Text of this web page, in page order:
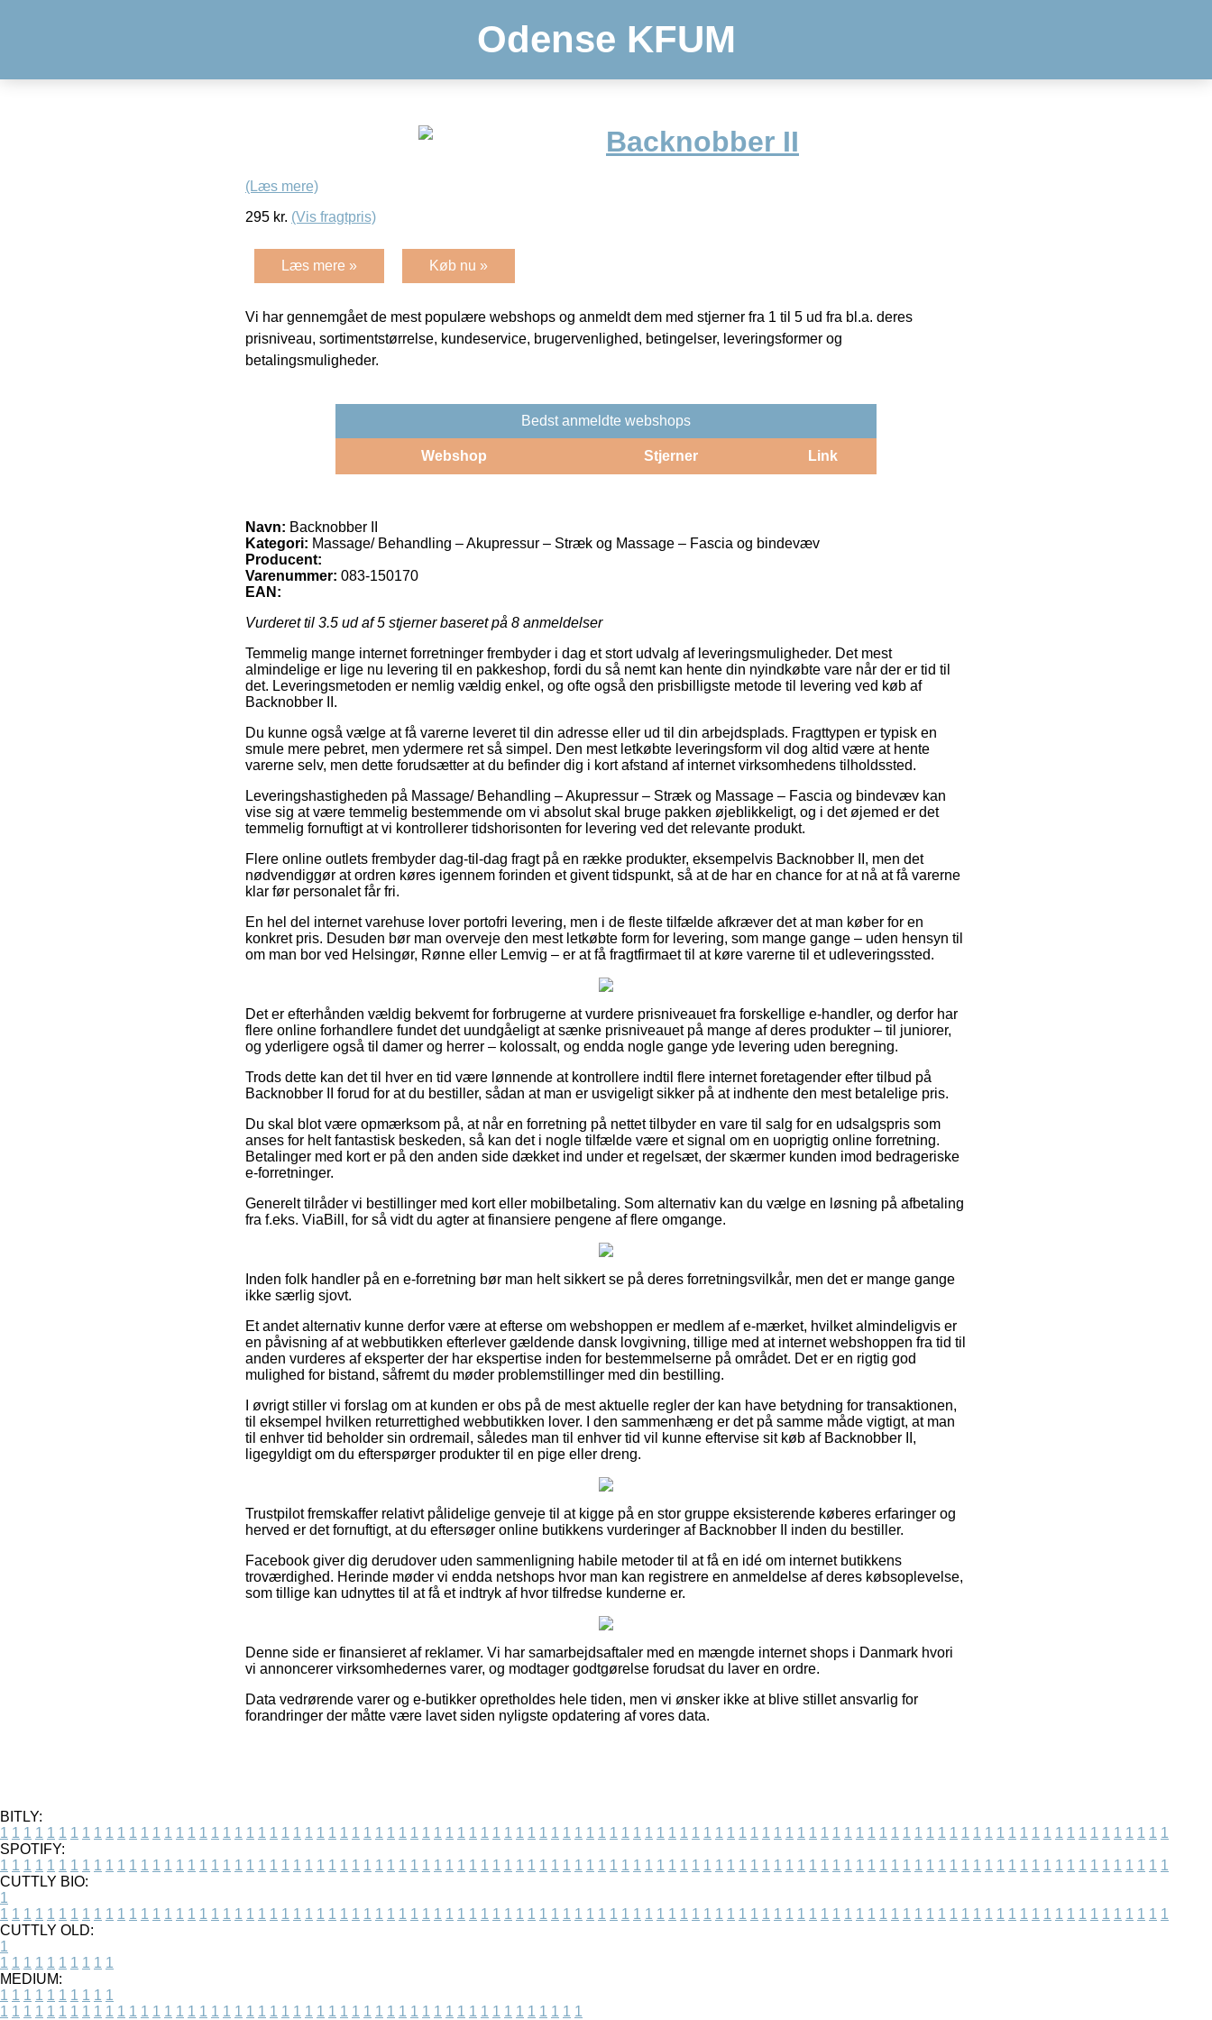
Odense KFUM
Backnobber II
(Læs mere)
295 kr. (Vis fragtpris)
Læs mere » Køb nu »
Vi har gennemgået de mest populære webshops og anmeldt dem med stjerner fra 1 til 5 ud fra bl.a. deres
prisniveau, sortimentstørrelse, kundeservice, brugervenlighed, betingelser, leveringsformer og
betalingsmuligheder.
Bedst anmeldte webshops
Webshop Stjerner Link
Navn: Backnobber II
Kategori: Massage/ Behandling – Akupressur – Stræk og Massage – Fascia og bindevæv
Producent:
Varenummer: 083-150170
EAN:
Vurderet til 3.5 ud af 5 stjerner baseret på 8 anmeldelser
Temmelig mange internet forretninger frembyder i dag et stort udvalg af leveringsmuligheder. Det mest
almindelige er lige nu levering til en pakkeshop, fordi du så nemt kan hente din nyindkøbte vare når der er tid til
det. Leveringsmetoden er nemlig vældig enkel, og ofte også den prisbilligste metode til levering ved køb af
Backnobber II.
Du kunne også vælge at få varerne leveret til din adresse eller ud til din arbejdsplads. Fragttypen er typisk en
smule mere pebret, men ydermere ret så simpel. Den mest letkøbte leveringsform vil dog altid være at hente
varerne selv, men dette forudsætter at du befinder dig i kort afstand af internet virksomhedens tilholdssted.
Leveringshastigheden på Massage/ Behandling – Akupressur – Stræk og Massage – Fascia og bindevæv kan
vise sig at være temmelig bestemmende om vi absolut skal bruge pakken øjeblikkeligt, og i det øjemed er det
temmelig fornuftigt at vi kontrollerer tidshorisonten for levering ved det relevante produkt.
Flere online outlets frembyder dag-til-dag fragt på en række produkter, eksempelvis Backnobber II, men det
nødvendiggør at ordren køres igennem forinden et givent tidspunkt, så at de har en chance for at nå at få varerne
klar før personalet får fri.
En hel del internet varehuse lover portofri levering, men i de fleste tilfælde afkræver det at man køber for en
konkret pris. Desuden bør man overveje den mest letkøbte form for levering, som mange gange – uden hensyn til
om man bor ved Helsingør, Rønne eller Lemvig – er at få fragtfirmaet til at køre varerne til et udleveringssted.
Det er efterhånden vældig bekvemt for forbrugerne at vurdere prisniveauet fra forskellige e-handler, og derfor har
flere online forhandlere fundet det uundgåeligt at sænke prisniveauet på mange af deres produkter – til juniorer,
og yderligere også til damer og herrer – kolossalt, og endda nogle gange yde levering uden beregning.
Trods dette kan det til hver en tid være lønnende at kontrollere indtil flere internet foretagender efter tilbud på
Backnobber II forud for at du bestiller, sådan at man er usvigeligt sikker på at indhente den mest betalelige pris.
Du skal blot være opmærksom på, at når en forretning på nettet tilbyder en vare til salg for en udsalgspris som
anses for helt fantastisk beskeden, så kan det i nogle tilfælde være et signal om en uoprigtig online forretning.
Betalinger med kort er på den anden side dækket ind under et regelsæt, der skærmer kunden imod bedrageriske
e-forretninger.
Generelt tilråder vi bestillinger med kort eller mobilbetaling. Som alternativ kan du vælge en løsning på afbetaling
fra f.eks. ViaBill, for så vidt du agter at finansiere pengene af flere omgange.
Inden folk handler på en e-forretning bør man helt sikkert se på deres forretningsvilkår, men det er mange gange
ikke særlig sjovt.
Et andet alternativ kunne derfor være at efterse om webshoppen er medlem af e-mærket, hvilket almindeligvis er
en påvisning af at webbutikken efterlever gældende dansk lovgivning, tillige med at internet webshoppen fra tid til
anden vurderes af eksperter der har ekspertise inden for bestemmelserne på området. Det er en rigtig god
mulighed for bistand, såfremt du møder problemstillinger med din bestilling.
I øvrigt stiller vi forslag om at kunden er obs på de mest aktuelle regler der kan have betydning for transaktionen,
til eksempel hvilken returrettighed webbutikken lover. I den sammenhæng er det på samme måde vigtigt, at man
til enhver tid beholder sin ordremail, således man til enhver tid vil kunne eftervise sit køb af Backnobber II,
ligegyldigt om du efterspørger produkter til en pige eller dreng.
Trustpilot fremskaffer relativt pålidelige genveje til at kigge på en stor gruppe eksisterende køberes erfaringer og
herved er det fornuftigt, at du eftersøger online butikkens vurderinger af Backnobber II inden du bestiller.
Facebook giver dig derudover uden sammenligning habile metoder til at få en idé om internet butikkens
troværdighed. Herinde møder vi endda netshops hvor man kan registrere en anmeldelse af deres købsoplevelse,
som tillige kan udnyttes til at få et indtryk af hvor tilfredse kunderne er.
Denne side er finansieret af reklamer. Vi har samarbejdsaftaler med en mængde internet shops i Danmark hvori
vi annoncerer virksomhedernes varer, og modtager godtgørelse forudsat du laver en ordre.
Data vedrørende varer og e-butikker opretholdes hele tiden, men vi ønsker ikke at blive stillet ansvarlig for
forandringer der måtte være lavet siden nyligste opdatering af vores data.
BITLY:
1 1 1 1 1 1 1 1 1 1 1 1 1 1 1 1 1 1 1 1 1 1 1 1 1 1 1 1 1 1 1 1 1 1 1 1 1 1 1 1 1 1 1 1 1 1 1 1 1 1 1 1 1 1 1 1 1 1 1 1 1 1 1 1 1 1 1 1 1 1 1 1 1 1 1 1 1 1 1 1 1 1 1 1 1 1 1 1 1 1 1 1 1 1 1 1 1 1 1 1
SPOTIFY:
1 1 1 1 1 1 1 1 1 1 1 1 1 1 1 1 1 1 1 1 1 1 1 1 1 1 1 1 1 1 1 1 1 1 1 1 1 1 1 1 1 1 1 1 1 1 1 1 1 1 1 1 1 1 1 1 1 1 1 1 1 1 1 1 1 1 1 1 1 1 1 1 1 1 1 1 1 1 1 1 1 1 1 1 1 1 1 1 1 1 1 1 1 1 1 1 1 1 1 1
CUTTLY BIO:
1
1 1 1 1 1 1 1 1 1 1 1 1 1 1 1 1 1 1 1 1 1 1 1 1 1 1 1 1 1 1 1 1 1 1 1 1 1 1 1 1 1 1 1 1 1 1 1 1 1 1 1 1 1 1 1 1 1 1 1 1 1 1 1 1 1 1 1 1 1 1 1 1 1 1 1 1 1 1 1 1 1 1 1 1 1 1 1 1 1 1 1 1 1 1 1 1 1 1 1 1
CUTTLY OLD:
1
1 1 1 1 1 1 1 1 1 1
MEDIUM:
1 1 1 1 1 1 1 1 1 1
1 1 1 1 1 1 1 1 1 1 1 1 1 1 1 1 1 1 1 1 1 1 1 1 1 1 1 1 1 1 1 1 1 1 1 1 1 1 1 1 1 1 1 1 1 1 1 1 1 1